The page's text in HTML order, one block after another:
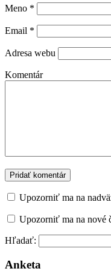
Meno *
Email *
Adresa webu
Komentár
Upozorniť ma na
Upozorniť ma na nové
Hľadať:
Anketa